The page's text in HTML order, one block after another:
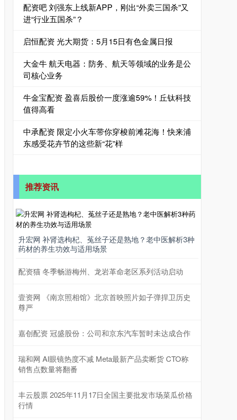
配资吧 刘强东上线新APP，刚出“外卖三国杀”又
进“行业五国杀”？
启恒配资 光大期货：5月15日有色金属日报
大金牛 航天电器：防务、航天等领域的业务是公
司核心业务
牛金宝配资 盈喜后股价一度涨逾59%！丘钛科技
值得高看
中承配资 限定小火车带你穿梭前滩花海！快来浦
东感受花卉节的这些新“花”样
推荐资讯
升宏网 补肾选枸杞、菟丝子还是熟地？老中医解析3种
药材的养生功效与适用场景
配资猫 冬季畅游梅州、龙岩革命老区系列活动启动
壹资网 《南京照相馆》北京首映照片如子弹捍卫历史
尊严
嘉创配资 冠盛股份：公司和京东汽车暂时未达成合作
瑞和网 AI眼镜热度不减 Meta最新产品卖断货 CTO称
销售点数量将翻番
丰云股票 2025年11月17日全国主要批发市场菜瓜价格
行情